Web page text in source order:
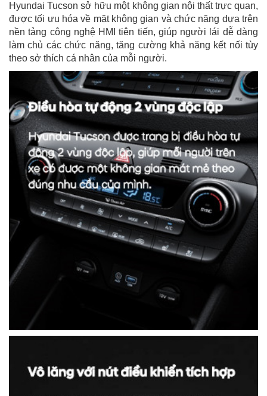
Hyundai Tucson sở hữu một không gian nội thất trực quan,
được tối ưu hóa về mặt không gian và chức năng dựa trên
nền tảng công nghệ HMI tiên tiến, giúp người lái dễ dàng
làm chủ các chức năng, tăng cường khả năng kết nối tùy
theo sở thích cá nhân của mỗi người.